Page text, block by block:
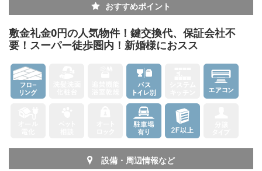
おすすめポイント
敷金礼金0円の人気物件！鍵交換代、保証会社不
要！スーパー徒歩圏内！新婚様におスス
設備・周辺情報など